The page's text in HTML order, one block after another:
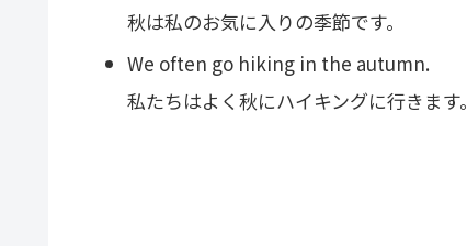
秋は私のお気に入りの季節です。
We often go hiking in the autumn.
私たちはよく秋にハイキングに行きます。